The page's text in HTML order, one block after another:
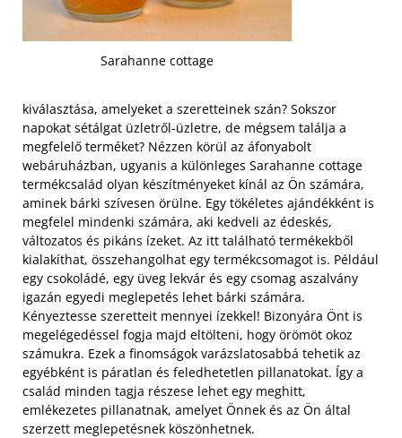
Sarahanne cottage
kiválasztása, amelyeket a szeretteinek szán? Sokszor
napokat sétálgat üzletről-üzletre, de mégsem találja a
megfelelő terméket? Nézzen körül az áfonyabolt
webáruházban, ugyanis a különleges Sarahanne cottage
termékcsalád olyan készítményeket kínál az Ön számára,
aminek bárki szívesen örülne. Egy tökéletes ajándékként is
megfelel mindenki számára, aki kedveli az édeskés,
változatos és pikáns ízeket. Az itt található termékekből
kialakíthat, összehangolhat egy termékcsomagot is. Például
egy csokoládé, egy üveg lekvár és egy csomag aszalvány
igazán egyedi meglepetés lehet bárki számára.
Kényeztesse szeretteit mennyei ízekkel! Bizonyára Önt is
megelégedéssel fogja majd eltölteni, hogy örömöt okoz
számukra. Ezek a finomságok varázslatosabbá tehetik az
egyébként is páratlan és feledhetetlen pillanatokat. Így a
család minden tagja részese lehet egy meghitt,
emlékezetes pillanatnak, amelyet Önnek és az Ön által
szerzett meglepetésnek köszönhetnek.